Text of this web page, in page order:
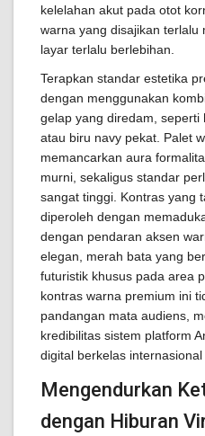
kelelahan akut pada otot
warna yang disajikan terlalu
layar terlalu berlebihan.
Terapkan standar estetika
dengan menggunakan
gelap yang diredam, seperti
atau biru navy pekat. Palet
memancarkan aura
murni, sekaligus standar
sangat tinggi. Kontras yang
diperoleh dengan
dengan pendaran aksen
elegan, merah bata yang
futuristik khusus pada area
kontras warna premium ini
pandangan mata audiens,
kredibilitas sistem platform
digital berkelas
Mengendurkan
dengan Hiburan